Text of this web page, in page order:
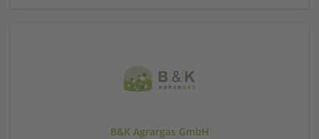
B&K Agrargas GmbH